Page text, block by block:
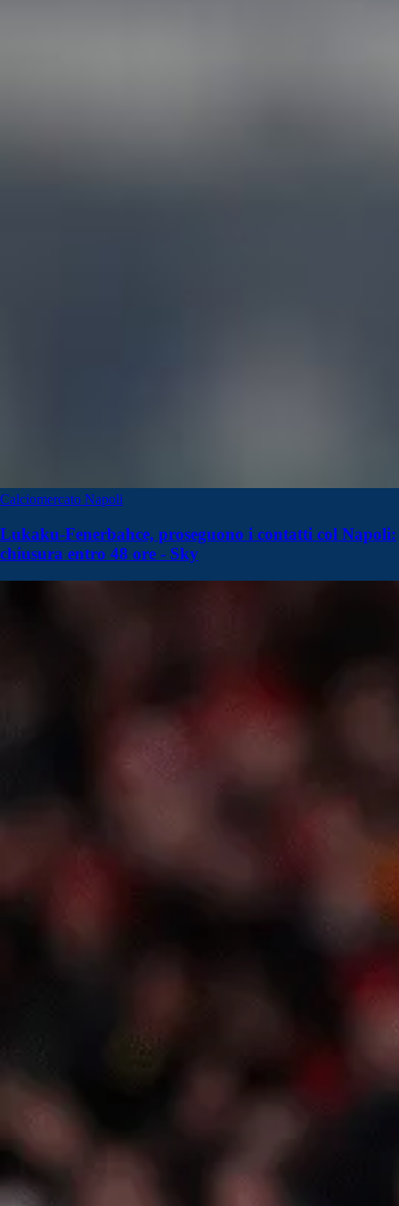
Calciomercato Napoli
Lukaku-Fenerbahce, proseguono i contatti col Napoli:
chiusura entro 48 ore - Sky